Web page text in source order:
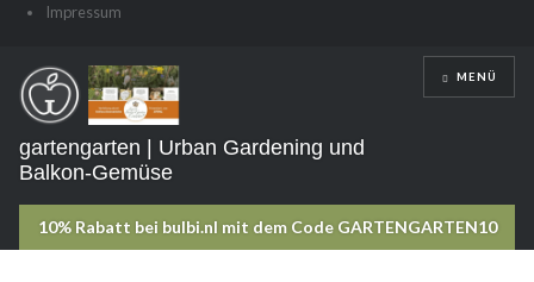
Impressum
zum
Inhalt
gartengarten | Urban Gardening und
Balkon-Gemüse
MENÜ